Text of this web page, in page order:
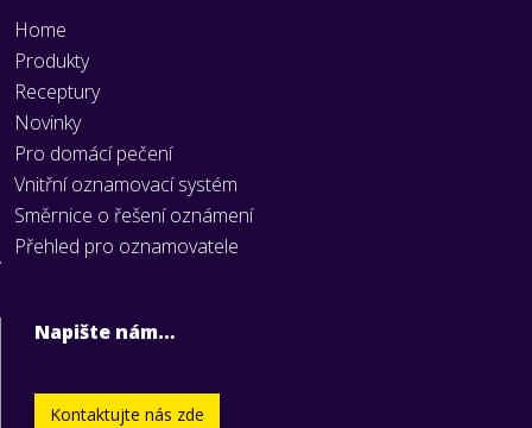
Home
Produkty
Receptury
Novinky
Pro domácí pečení
Vnitřní oznamovací systém
Směrnice o řešení oznámení
Přehled pro oznamovatele
Napište nám…
Kontaktujte nás zde